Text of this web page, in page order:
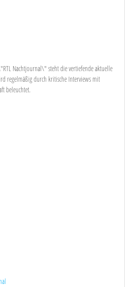
Nachtjournal\" steht die vertiefende aktuelle
regelmäßig durch kritische Interviews mit
beleuchtet.